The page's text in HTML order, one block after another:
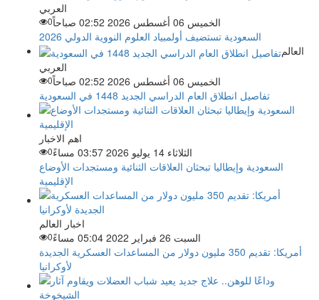
العربي
الخميس 06 أغسطس 2026 02:52 صباحاً
0
السعودية تستضيف أولمبياد العلوم النووية الدولي 2026
العالم
العربي
الخميس 06 أغسطس 2026 02:52 صباحاً
0
تفاصيل انطلاق العام الدراسي الجديد 1448 في السعودية
اهم الاخبار
الثلاثاء 14 يوليو 2026 03:57 مساءً
0
السعودية وإيطاليا تبحثان العلاقات الثنائية ومستجدات الأوضاع
الإقليمية
اخبار العالم
السبت 26 فبراير 2022 05:04 مساءً
0
أمريكا: تقديم 350 مليون دولار من المساعدات العسكرية الجديدة
لأوكرانيا